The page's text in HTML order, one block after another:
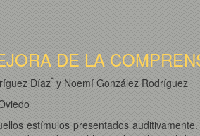
DE LA
Díaz*y Noemí González Rodríguez
estímulos presentados